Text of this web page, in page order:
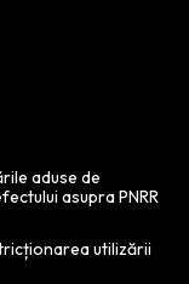
aduse de
asupra PNRR
utilizării